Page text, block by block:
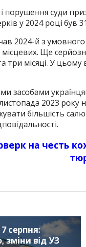
порушення суди
у 2024 році був
2024-й з
місцевих. Ще
три місяці. У
засобами
2023 року
більшість
на честь
серпня:
від УЗ